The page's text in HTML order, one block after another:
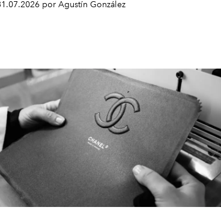
por Agustín González